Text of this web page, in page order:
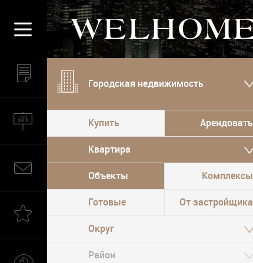
Городская недвижимость
Купить Арендовать
Квартира
Объекты Комплексы
Готовые От застройщика
Округ